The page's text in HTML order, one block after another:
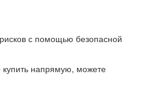
с помощью безопасной
купить напрямую, можете